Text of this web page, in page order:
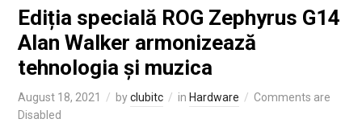
Ediția specială ROG Zephyrus G14
Alan Walker armonizează
tehnologia și muzica
August 18, 2021 byclubitc in Hardware
Comments are
Disabled